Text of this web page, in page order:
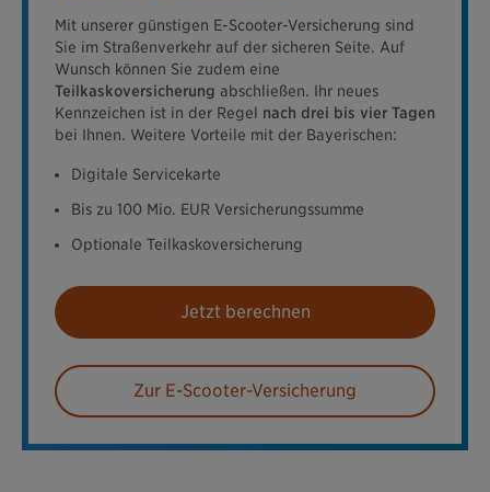
Mit unserer günstigen E-Scooter-Versicherung sind
Sie im Straßenverkehr auf der sicheren Seite. Auf
Wunsch können Sie zudem eine
Teilkaskoversicherung abschließen. Ihr neues
Kennzeichen ist in der Regel nach drei bis vier Tagen
bei Ihnen. Weitere Vorteile mit der Bayerischen:
Digitale Servicekarte
Bis zu 100 Mio. EUR Versicherungssumme
Optionale Teilkaskoversicherung
Jetzt berechnen
Zur E-Scooter-Versicherung